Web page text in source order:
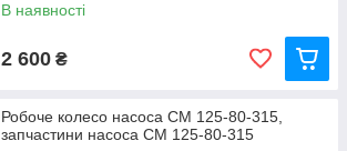
В наявності
2 600 ₴
Робоче колесо насоса СМ 125-80-315,
запчастини насоса СМ 125-80-315